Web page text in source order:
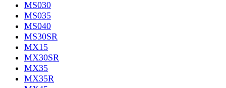
MS030
MS035
MS040
MS30SR
MX15
MX30SR
MX35
MX35R